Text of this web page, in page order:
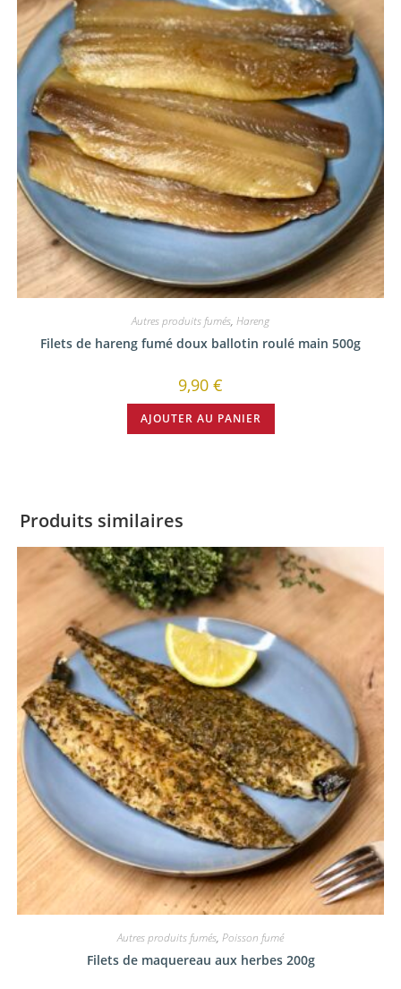
Autres produits fumés, Hareng
Filets de hareng fumé doux ballotin roulé main 500g
9,90 €
AJOUTER AU PANIER
Produits similaires
Autres produits fumés, Poisson fumé
Filets de maquereau aux herbes 200g